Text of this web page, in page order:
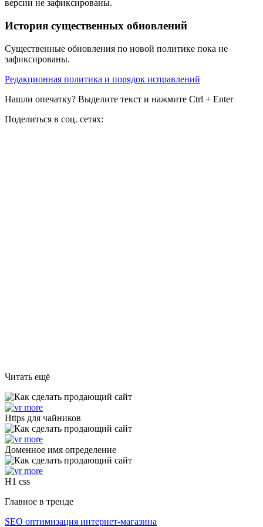
версии не зафиксированы.
История существенных обновлений
Существенные обновления по новой политике пока не
зафиксированы.
Редакционная политика и порядок исправлений
Нашли опечатку? Выделите текст и нажмите Ctrl + Enter
Поделиться в соц. сетях:
Читать ещё
Https для чайников
Доменное имя определение
H1 css
Главное в тренде
SEO оптимизация интернет-магазина